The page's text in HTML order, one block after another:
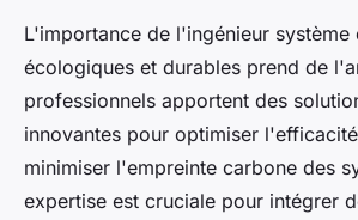
L'importance de l'ingénieur système
écologiques et durables prend de
professionnels apportent des
innovantes pour optimiser
minimiser l'empreinte carbone des
expertise est cruciale pour intégrer